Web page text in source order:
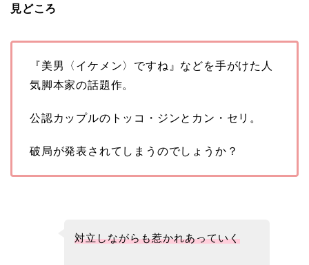
見どころ
『美男〈イケメン〉ですね』などを手がけた人
気脚本家の話題作。
公認カップルのトッコ・ジンとカン・セリ。
破局が発表されてしまうのでしょうか？
対立しながらも惹かれあっていく